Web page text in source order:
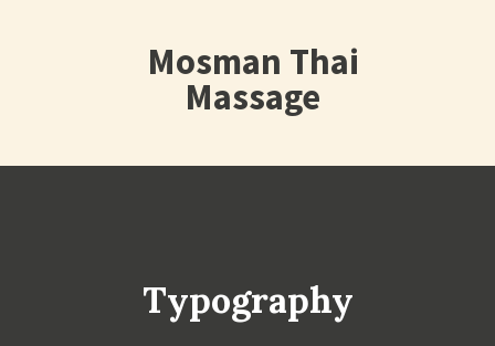
Mosman Thai
Massage
Typography